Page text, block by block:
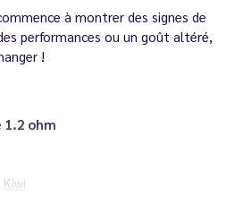
à montrer des signes de
performances ou un goût altéré,
!
1.2 ohm
Kiwi